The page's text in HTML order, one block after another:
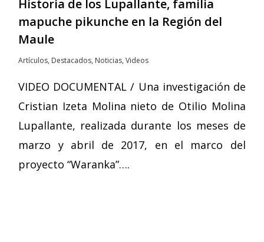
Historia de los Lupallante, familia
mapuche pikunche en la Región del
Maule
Artículos, Destacados, Noticias,Videos
VIDEO DOCUMENTAL / Una investigación de
Cristian Izeta Molina nieto de Otilio Molina
Lupallante, realizada durante los meses de
marzo y abril de 2017, en el marco del
proyecto “Waranka”….